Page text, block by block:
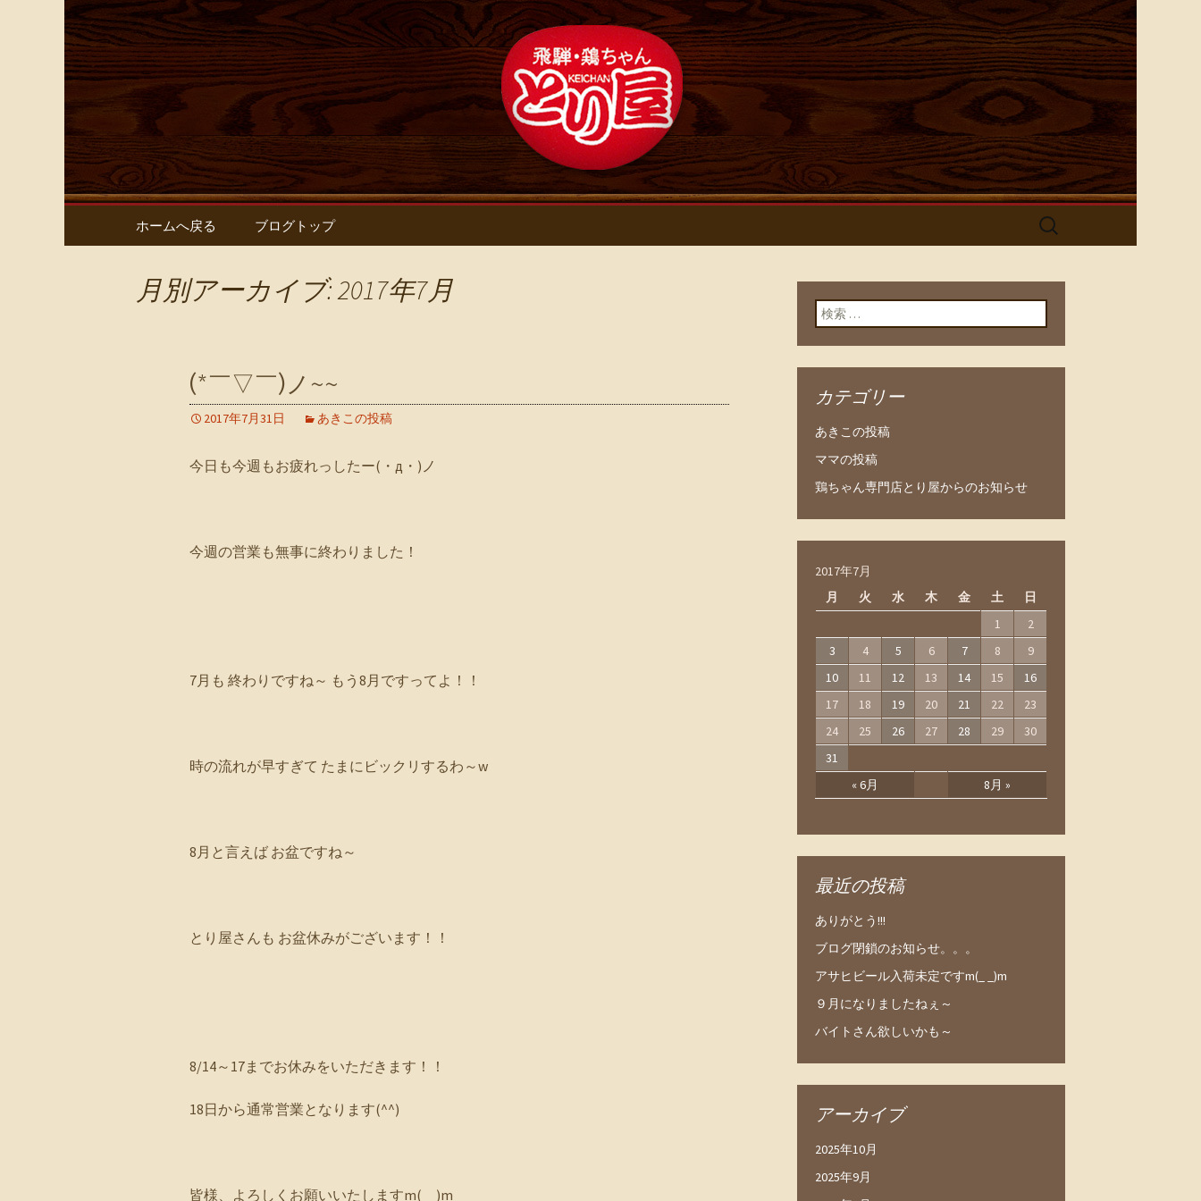
名古屋・浄心の鶏料理・居酒屋【とり
屋】 のブログ
鶏ちゃん専門店とり屋の最新情報
コンテンツへ移動
ホームへ戻る ブログトップ
検
月別アーカイブ: 2017年7月
(*￣▽￣)ノ~~
2017年7月31日 あきこの投稿
今日も今週もお疲れっしたー(・д・)ノ
今週の営業も無事に終わりました！
7月も 終わりですね～ もう8月ですってよ！！
時の流れが早すぎて たまにビックリするわ～w
8月と言えば お盆ですね～
とり屋さんも お盆休みがございます！！
8/14～17までお休みをいただきます！！
18日から通常営業となります(^^)
皆様、よろしくお願いいたしますm(__)m
検索:
カテゴリー
あきこの投稿
ママの投稿
鶏ちゃん専門店とり屋からのお知らせ
2017年7月
月
火 水 木 金 土 日
« 6月 8月 »
1
2
3
4 5 6 7 8
9
10
11 12 13 14 15
16
17
18 19 20 21 22
23
24
25 26 27 28 29
30
31
最近の投稿
ありがとう!!!
ブログ閉鎖のお知らせ。。。
アサヒビール入荷未定ですm(_ _)m
９月になりましたねぇ～
バイトさん欲しいかも～
アーカイブ
2025年10月
2025年9月